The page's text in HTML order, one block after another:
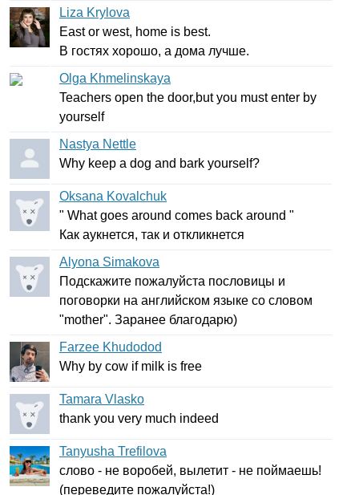
Liza Krylova
East or west, home is best.
В гостях хорошо, а дома лучше.
Olga Khmelinskaya
Teachers open the door,but you must enter by
yourself
Nastya Nettle
Why keep a dog and bark yourself?
Oksana Kovalchuk
" What goes around comes back around "
Как аукнется, так и откликнется
Alyona Simakova
Подскажите пожалуйста пословицы и
поговорки на английском языке со словом
"mother". Заранее благодарю)
Farzee Khudodod
Why by cow if milk is free
Tamara Vlasko
thank you very much indeed
Tanyusha Trefilova
слово - не воробей, вылетит - не поймаешь!
(переведите пожалуйста!)